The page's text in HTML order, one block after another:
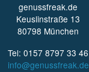
genussfreak.de
Keuslinstraße 13
80798 München
Tel: 0157 8797 33 46
info@genussfreak.de